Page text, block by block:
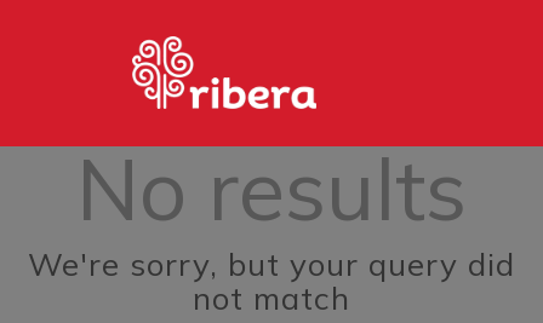
HOME
PHOTOS
MARKETPLACE
CONTACTO
No results
We're sorry, but your query did
not match